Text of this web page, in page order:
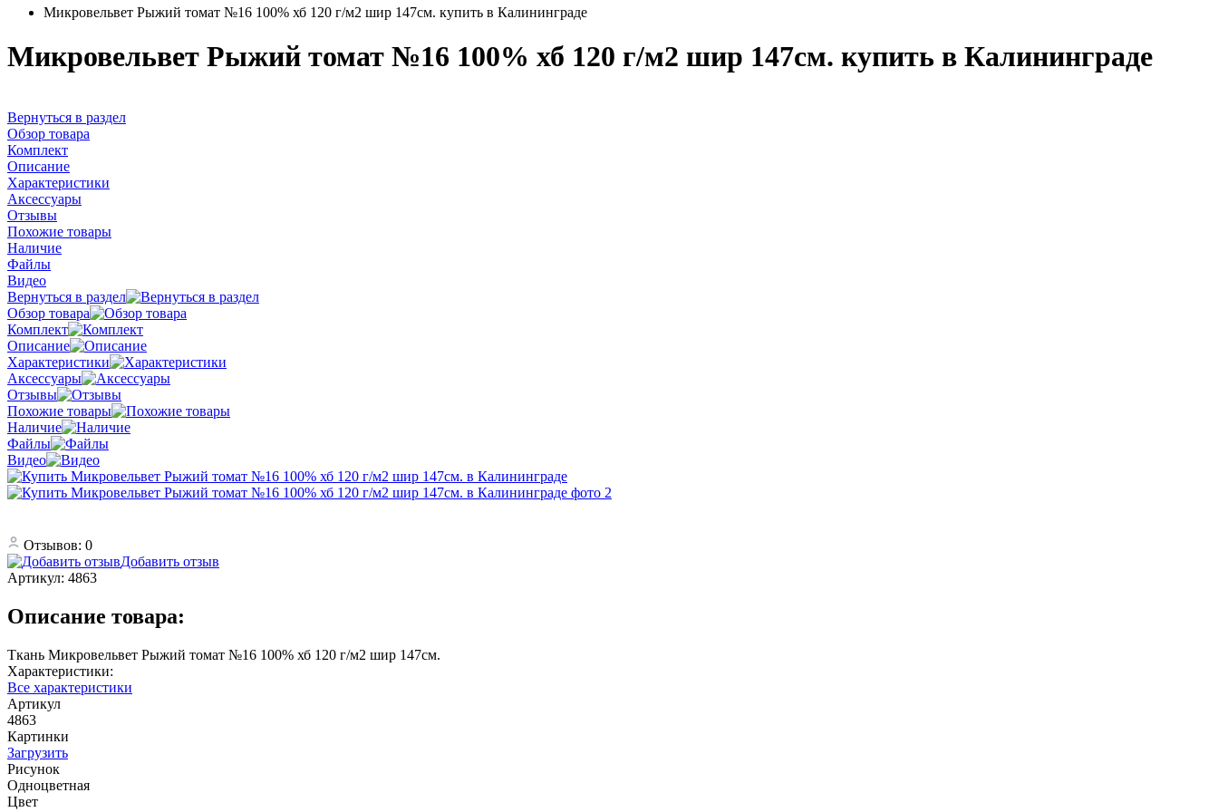
Микровельвет Рыжий томат №16 100% хб 120 г/м2 шир 147см. купить в Калининграде
Микровельвет Рыжий томат №16 100% хб 120 г/м2 шир 147см. купить в Калининграде
Вернуться в раздел
Обзор товара
Комплект
Описание
Характеристики
Аксессуары
Отзывы
Похожие товары
Наличие
Файлы
Видео
Вернуться в раздел
Обзор товара
Комплект
Описание
Характеристики
Аксессуары
Отзывы
Похожие товары
Наличие
Файлы
Видео
Отзывов: 0
Добавить отзыв
Артикул: 4863
Описание товара:
Ткань Микровельвет Рыжий томат №16 100% хб 120 г/м2 шир 147см.
Характеристики:
Все характеристики
Артикул
4863
Картинки
Загрузить
Рисунок
Одноцветная
Цвет